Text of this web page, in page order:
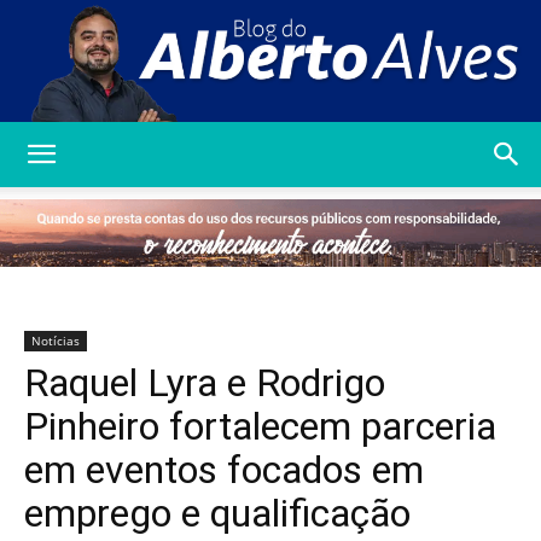
Alberto
Alves
Notícias
Raquel Lyra e Rodrigo
Pinheiro fortalecem parceria
em eventos focados em
emprego e qualificação